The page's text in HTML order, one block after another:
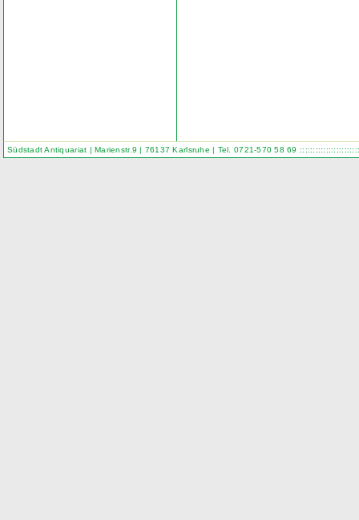
Südstadt Antiquariat | Marienstr.9 | 76137 Karlsruhe | Tel. 0721-570 58 69